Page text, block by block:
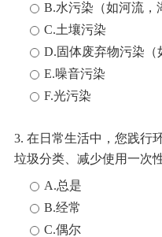
B.水污染（如河流，
C.土壤污染
D.固体废弃物污染（
E.噪音污染
F.光污染
3. 在日常生活中，您践行
垃圾分类、减少使用一次
A.总是
B.经常
C.偶尔